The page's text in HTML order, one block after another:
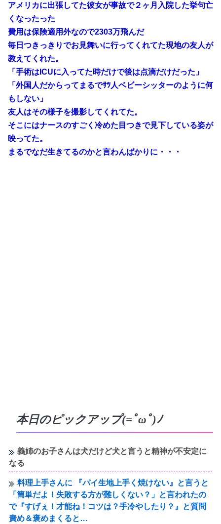
アメリカに出張してた彼女が事故で２ヶ月入院した挙句亡
くなったった
費用は保険適用外なので2303万飛んだ
毎日つきっきりでお見舞いに行ってくれてた現地の友人が
教えてくれた。
「手術はICUに入ってた時だけで後は点滴だけだった」
「外国人だからってまるでｻﾂ人ベビーシッターのように何
もしない」
友人はその様子を撮影してくれてた。
そこにはナースのすごく冷めた目つきで見下している姿が
映ってた。
まるでなだ生きてるのかと言わんばかりに・・・
本日のピックアップ(=ﾟωﾟ)ﾉ
義姉のお子さんは犬だけど犬と言うと精神が不安定に
なる
料理上手さんに 『パイ生地上手く焼けない』と言うと
「簡単だよ！失敗する方が難しくない？」と言われたの
で『すげぇ！才能ね！コツは？手冷やしたり？』と質問
責め＆褒めまくると…